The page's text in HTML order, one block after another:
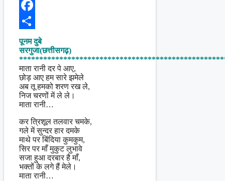
X
Facebook
Share
पूनम दुबे
सरगुजा(छत्तीसगढ़)
माता रानी दर पे आए,
छोड़ आए हम सारे झमेले
अब तू हमको शरण रख ले,
निज चरणों में ले ले।
माता रानी…
कर त्रिशूल तलवार चमके,
गले में सुन्दर हार दमके
माथे पर बिंदिया कुमकुम,
सिर पर माँ मुकुट लुभावे
सजा हुआ दरबार है माँ,
भक्तों के लगे हैं मेले।
माता रानी…